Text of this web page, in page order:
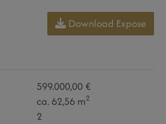
Download Expose
599.000,00 €
ca. 62,56 m2
2